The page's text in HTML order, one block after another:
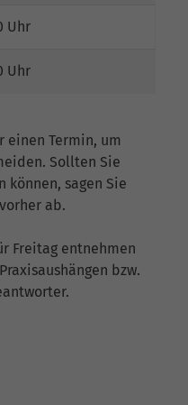
Uhr
Uhr
Termin, um
Sollten Sie
sagen Sie
ab.
Freitag entnehmen
bzw.